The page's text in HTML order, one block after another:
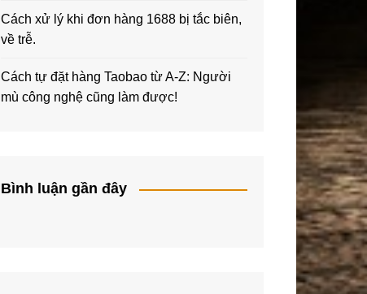
Cách xử lý khi đơn hàng 1688 bị tắc biên,
về trễ.
Cách tự đặt hàng Taobao từ A-Z: Người
mù công nghệ cũng làm được!
Bình luận gần đây